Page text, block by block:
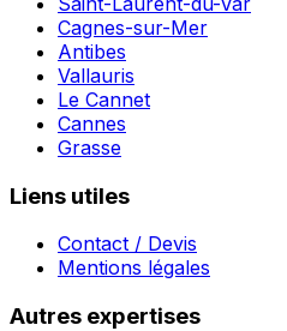
Cagnes-sur-Mer
Antibes
Vallauris
Le Cannet
Cannes
Grasse
Liens utiles
Contact / Devis
Mentions légales
Autres expertises